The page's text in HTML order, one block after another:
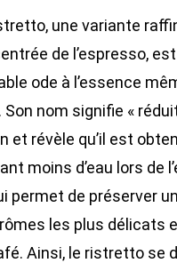
une variante
de l’espresso,
ode à l’essence
Son nom signifie «
et révèle qu’il est
moins d’eau lors de
permet de préserver
les plus délicats
Ainsi, le ristretto se